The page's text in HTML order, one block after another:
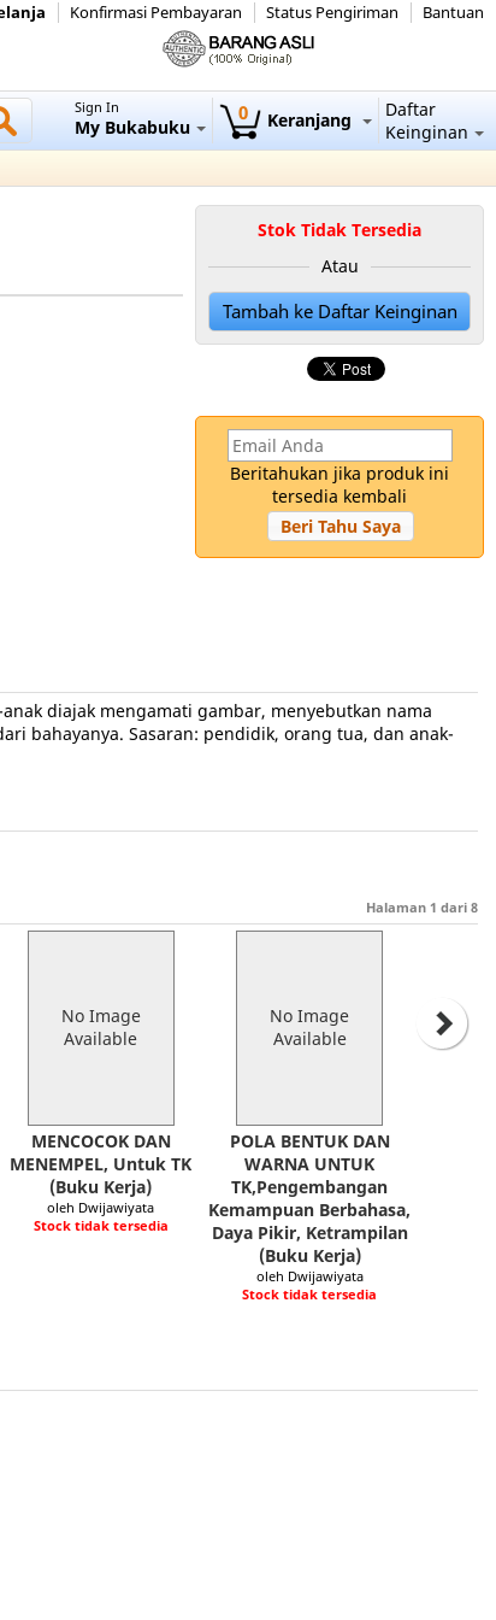
Konfirmasi Pembayaran Status Pengiriman Bantuan
Daftar
Keinginan
0 Keranjang
Sign In
My Bukabuku
Stok Tidak Tersedia
Atau
Tambah ke Daftar Keinginan
Beritahukan jika produk ini
tersedia kembali
Beri Tahu Saya
diajak mengamati gambar, menyebutkan nama
bahayanya. Sasaran: pendidik, orang tua, dan anak-
Halaman 1 dari 8
No Image
Available
MENCOCOK DAN
MENEMPEL, Untuk TK
(Buku Kerja)
oleh Dwijawiyata
Stock tidak tersedia
No Image
Available
POLA BENTUK DAN
WARNA UNTUK
TK,Pengembangan
Kemampuan Berbahasa,
Daya Pikir, Ketrampilan
(Buku Kerja)
oleh Dwijawiyata
Stock tidak tersedia